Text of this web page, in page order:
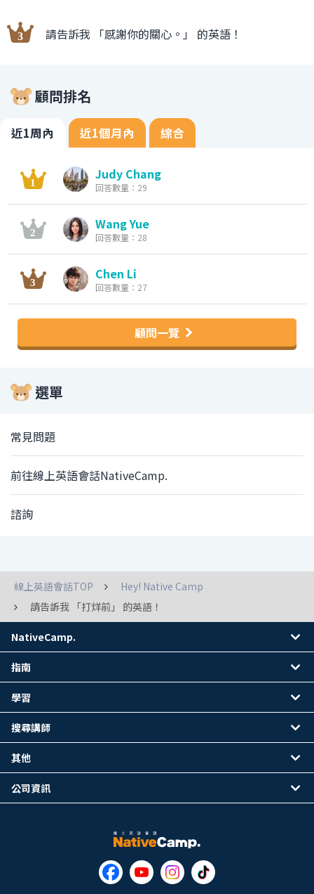
請告訴我 「感謝你的關心。」 的英語！
顧問排名
近1周內 近1個月內 綜合
Judy Chang
回答數量：29
Wang Yue
回答數量：28
Chen Li
回答數量：27
顧問一覽
選單
常見問題
前往線上英語會話NativeCamp.
諮詢
線上英語會話TOP
Hey! Native Camp
請告訴我 「打烊前」 的英語！
NativeCamp.
指南
學習
搜尋講師
其他
公司資訊